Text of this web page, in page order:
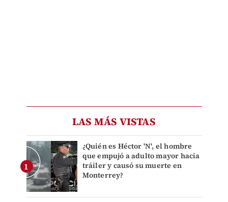
LAS MÁS VISTAS
¿Quién es Héctor 'N', el hombre
que empujó a adulto mayor hacia
tráiler y causó su muerte en
Monterrey?